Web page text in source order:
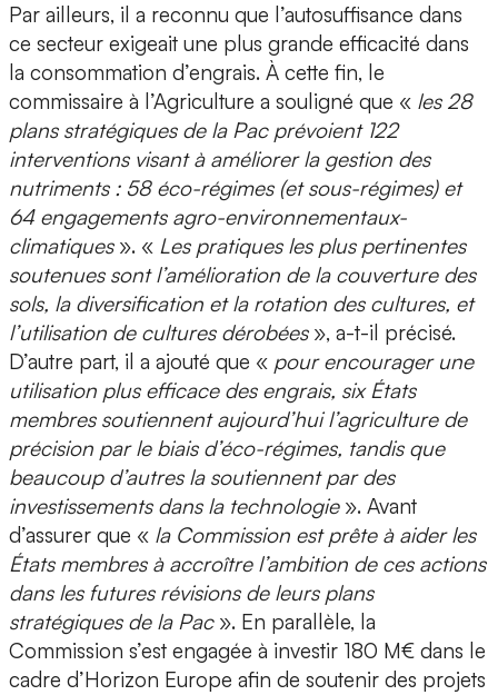
Par ailleurs, il a reconnu que l’autosuffisance dans
ce secteur exigeait une plus grande efficacité dans
la consommation d’engrais. À cette fin, le
commissaire à l’Agriculture a souligné que « les 28
plans stratégiques de la Pac prévoient 122
interventions visant à améliorer la gestion des
nutriments : 58 éco-régimes (et sous-régimes) et
64 engagements agro-environnementaux-
climatiques». « Les pratiques les plus pertinentes
soutenues sont l’amélioration de la couverture des
sols, la diversification et la rotation des cultures, et
l’utilisation de cultures dérobées», a-t-il précisé.
D’autre part, il a ajouté que « pour encourager une
utilisation plus efficace des engrais, six États
membres soutiennent aujourd’hui l’agriculture de
précision par le biais d’éco-régimes, tandis que
beaucoup d’autres la soutiennent par des
investissements dans la technologie». Avant
d’assurer que « la Commission est prête à aider les
États membres à accroître l’ambition de ces actions
dans les futures révisions de leurs plans
stratégiques de la Pac ». En parallèle, la
Commission s’est engagée à investir 180 M€ dans le
cadre d’Horizon Europe afin de soutenir des projets